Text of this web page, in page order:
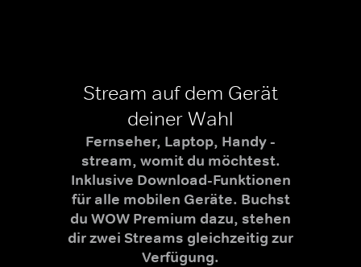
Stream auf dem Gerät
deiner Wahl
Fernseher, Laptop, Handy -
stream, womit du möchtest.
Inklusive Download-Funktionen
für alle mobilen Geräte. Buchst
du WOW Premium dazu, stehen
dir zwei Streams gleichzeitig zur
Verfügung.